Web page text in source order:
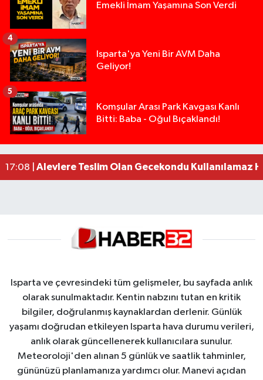
Emekli İmam Yaşamına Son Verdi
Isparta'ya Yeni Bir AVM Daha
Geliyor!
4
Komşular Arası Park Kavgası Kanlı
Bitti: Baba - Oğul Bıçaklandı!
5
09:43 |Milyonluk miras kavgasında anne-kız yüzleşti:
19:36 |Isparta’da Silah Operasyonu: 165 Tabanca Ele
17:18 |Anız Yangını Kazaya Neden Oldu: 13 Araç
09:47 |Tarsus'ta silahlı kavga: Kuzenlerden biri öldü,
Isparta ve çevresindeki tüm gelişmeler, bu sayfada anlık
olarak sunulmaktadır. Kentin nabzını tutan en kritik
bilgiler, doğrulanmış kaynaklardan derlenir. Günlük
yaşamı doğrudan etkileyen Isparta hava durumu verileri,
anlık olarak güncellenerek kullanıcılara sunulur.
Meteoroloji'den alınan 5 günlük ve saatlik tahminler,
gününüzü planlamanıza yardımcı olur. Manevi açıdan